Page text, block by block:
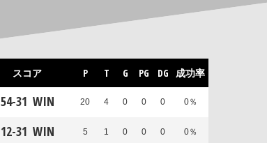
スコア P T G PG DG 成功率
54-31 WIN 20 4 0 0 0 0％
12-31 WIN 5 1 0 0 0 0％